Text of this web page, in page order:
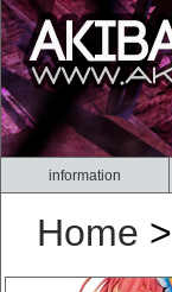
information
Home >